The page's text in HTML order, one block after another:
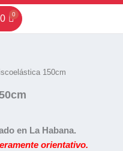
150cm
en La Habana.
orientativo.